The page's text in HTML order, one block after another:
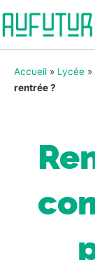
Accueil » Lycée »
rentrée ?